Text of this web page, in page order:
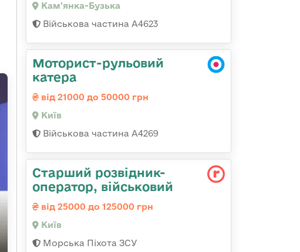
Кам'янка-Бузька
Військова частина А4623
Моторист-рульовий
катера
від 21000 до 50000 грн
Київ
Військова частина А4269
Стаpший pозвідник-
опеpатоp, військовий
від 25000 до 125000 грн
Київ
Морська Піхота ЗСУ